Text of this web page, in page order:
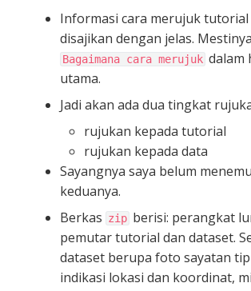
Informasi cara merujuk
disajikan dengan jelas.
Bagaimana cara merujuk dalam
utama.
Jadi akan ada dua tingkat
rujukan kepada tutorial
rujukan kepada data
Sayangnya saya belum
keduanya.
Berkas zip berisi: perangkat
pemutar tutorial dan dataset.
dataset berupa foto sayatan
indikasi lokasi dan koordinat,